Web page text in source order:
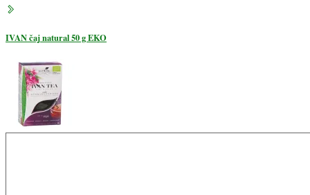
IVAN čaj natural 50 g EKO